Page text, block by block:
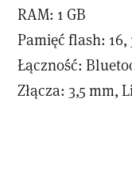
RAM: 1 GB
Pamięć flash: 16,
Łączność:
Złącza: 3,5 mm,